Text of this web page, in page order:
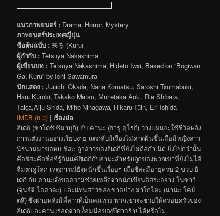
แนวภาพยนตร์ : Drama, Horror, Mystery
ภาพยนตร์ประเทศญี่ปุ่น
ชื่อต้นฉบับ : 来る (Kuru)
ผู้กำกับ : Tetsuya Nakashima
ผู้เขียนบท : Tetsuya Nakashima, Hideto Iwai, Based on “Bogiwan
Ga, Kuru” by Ichi Sawamura
นักแสดง : Junichi Okada, Nana Komatsu, Satoshi Tsumabuki,
Haru Kuroki, Takako Matsu, Munetaka Aoki, Rie Shibata,
Taiga,Aiju Shida, Miho Ninagawa, Hikaru Ijūin, Eri Ishida
IMDB (6.3) | เรื่องย่อ
ฮิเดกิ (ซาโตชิ ซึมาบุกิ) กับ คานะ (ฮารุ คุโรกิ) วางแผนจะใช้ชีวิตหลัง
การแต่งงานอย่างเรียบง่าย แต่กลับมีเรื่องไม่คาดฝันขึ้นเมื่อมีหญิงสาว
นิรนามมาขอพบ ชิสะ ลูกสาวของฮิเดกิที่ยังไม่ถือกำเนิด ยิ่งไปกว่านั้น
คือชิสะคือชื่อที่รู้กันแค่ฮิเดกิกับฮานะสำหรับลูกของพวกเขาที่ยังไม่ได้
ลืมตาดูโลก เหตุการณ์ยิ่งหนักขึ้นเรื่อยๆ เมื่อชิสะมีอายุครบ 2 ขวบ ฮิ
เดกิ กับ คานะจึงขอความช่วยเหลือจากนักเขียนอิสระอย่าง โนซากิ
(จุนอิจิ โอคาดะ) และแฟนสาวของเขาอย่าง มาโกโตะ (นานะ โคมั
ตสึ) ซึ่งฝ่ายหลังมีพี่สาวที่เป็นคนทรง พวกเขาจะช่วยให้ครอบครัวของ
ฮิเดกิและคานะรอดจากเงื้อมมือของปีศาจร้ายได้หรือไม่